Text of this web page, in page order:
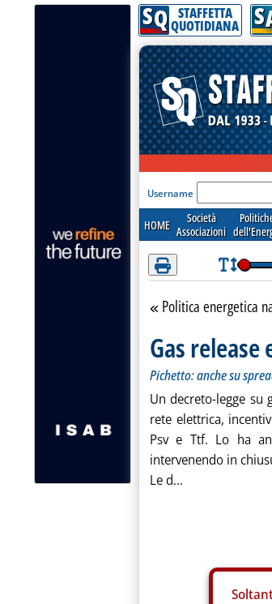
Attenzione! Esegui l'accesso per lèggere
SQ STAFFETTA
QUOTIDIANA S
'Modulo Login
Username
HOME
Società
Associazioni
Torna alla sezione
Politica energetica
Gas
Pichetto: anche su
Un decreto-legge su
rete elettrica,
Psv e Ttf. Lo ha
intervenendo in
Le d...